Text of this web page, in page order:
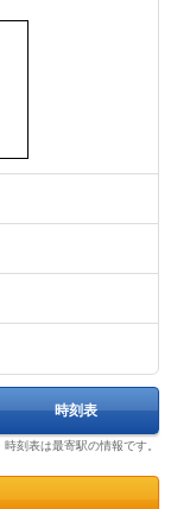
時刻表
刻表は最寄駅の情報です。